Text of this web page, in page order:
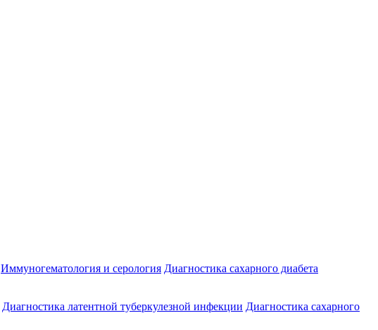
Иммуногематология и серология Диагностика сахарного диабета
Диагностика латентной туберкулезной инфекции Диагностика сахарного